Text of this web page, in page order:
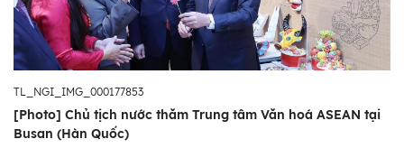
TL_NGI_IMG_000177853
[Photo] Chủ tịch nước thăm Trung tâm Văn hoá ASEAN tại
Busan (Hàn Quốc)